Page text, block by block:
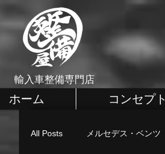
ホーム コンセプト
All Posts メルセデス・ベンツ
輸入車整備専門店